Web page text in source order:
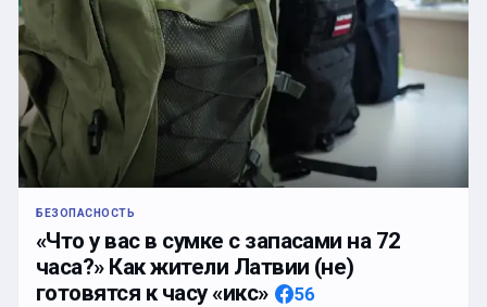
БЕЗОПАСНОСТЬ
«Что у вас в сумке с запасами на 72
часа?» Как жители Латвии (не)
готовятся к часу «икс»
56